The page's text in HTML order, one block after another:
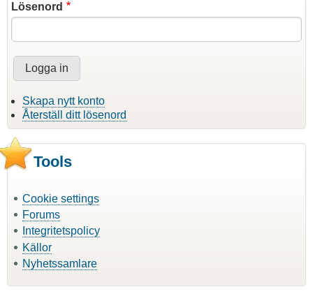
Lösenord
Skapa nytt konto
Återställ ditt lösenord
Tools
Cookie settings
Forums
Integritetspolicy
Källor
Nyhetssamlare